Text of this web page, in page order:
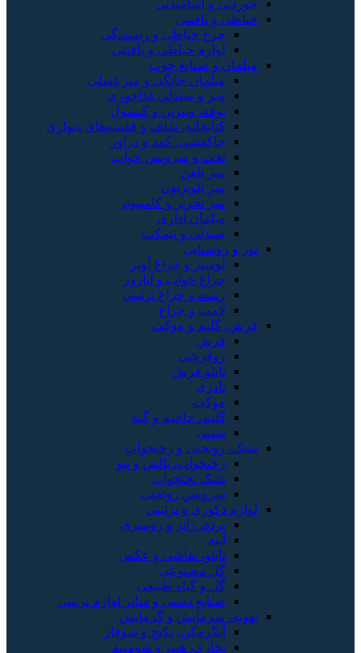
خوردنی و آشامیدنی
خیاطی و بافتنی
چرخ خیاطی و ریسندگی
لوازم خیاطی و بافتنی
مبلمان و صنایع چوب
مبلمان خانگی و میزعسلی
میز و صندلی غذاخوری
بوفه، ویترین و کنسول
کتابخانه، شلف و قفسه‌های دیواری
جاکفشی، کمد و دراور
تخت و سرویس خواب
میز تلفن
میز تلویزیون
میز تحریر و کامپیوتر
مبلمان اداری
صندلی و نیمکت
نور و روشنایی
لوستر و چراغ آویز
چراغ خواب و آباژور
ریسه و چراغ تزئینی
لامپ و چراغ
فرش، گلیم و موکت
فرش
روفرشی
تابلو فرش
پادری
موکت
گلیم، جاجیم و گبه
پشتی
تشک، روتختی و رختخواب
رختخواب، بالش و پتو
تشک تختخواب
سرویس روتختی
لوازم دکوری و تزئینی
پرده، رانر و رومیزی
آینه
تابلو، نقاشی و عکس
گل مصنوعی
گل و گیاه طبیعی
صنایع دستی و سایر لوازم تزئینی
تهویه، سرمایش و گرمایش
آبگرمکن، پکیج و شوفاژ
بخاری، هیتر و شومینه